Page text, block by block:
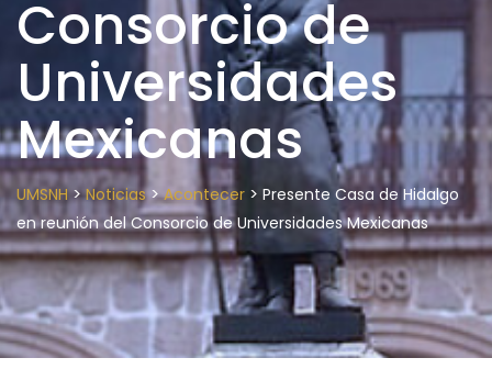
Consorcio de
Universidades
Mexicanas
UMSNH>Noticias>Acontecer > Presente Casa de Hidalgo
en reunión del Consorcio de Universidades Mexicanas